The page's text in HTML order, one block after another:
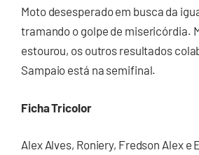
Moto desesperado em busca da
tramando o golpe de misericórdia.
estourou, os outros resultados
Sampaio está na semifinal.
Ficha Tricolor
Alex Alves, Roniery, Fredson Alex e